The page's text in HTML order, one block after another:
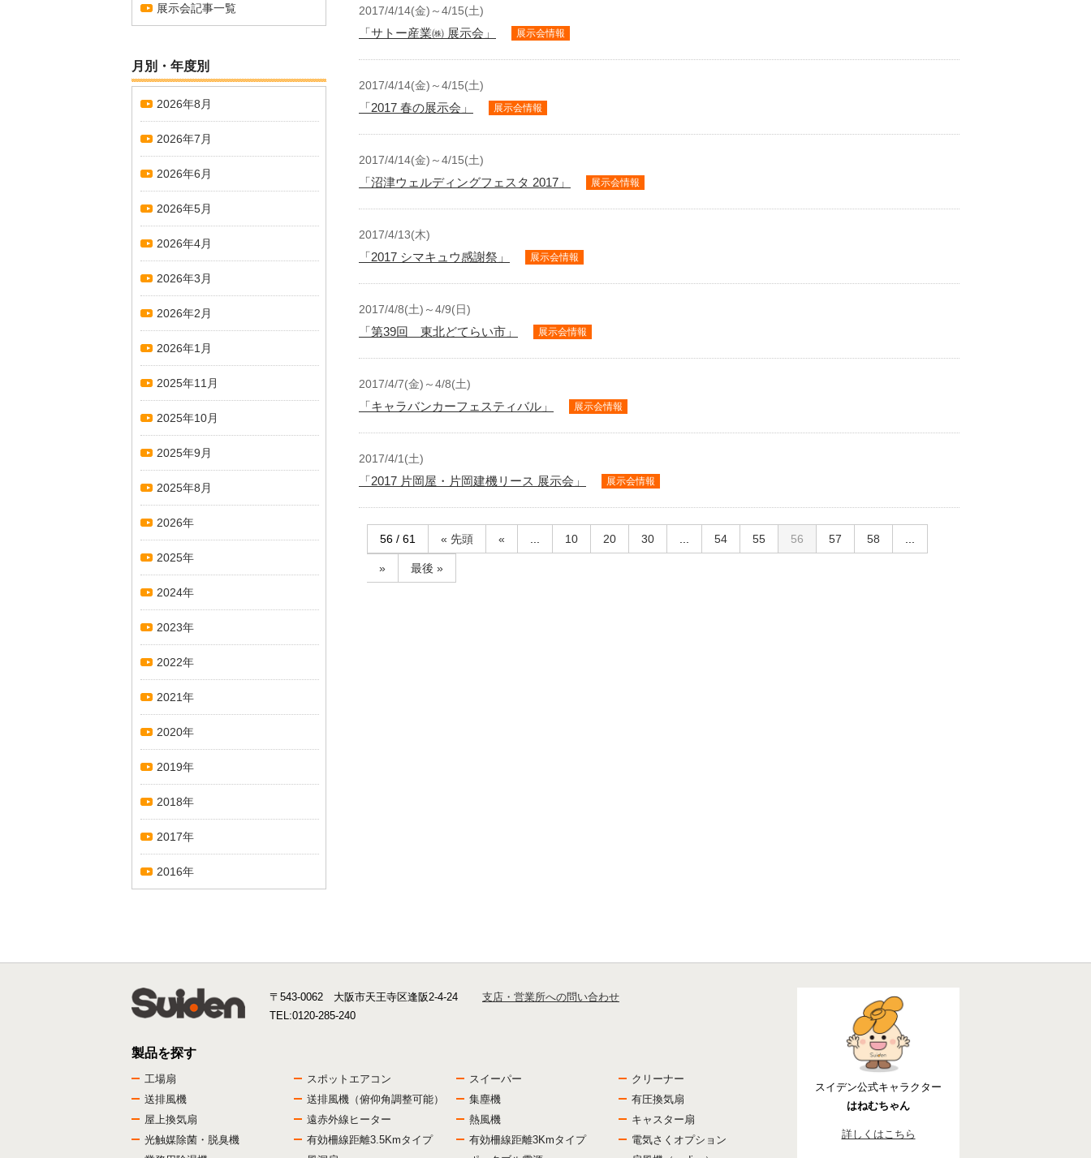
2017/4/14(金)～4/15(土)
「サトー産業㈱ 展示会」 展示会情報
2017/4/14(金)～4/15(土)
「2017 春の展示会」 展示会情報
2017/4/14(金)～4/15(土)
「沼津ウェルディングフェスタ 2017」 展示会情報
2017/4/13(木)
「2017 シマキュウ感謝祭」 展示会情報
2017/4/8(土)～4/9(日)
「第39回 東北どてらい市」 展示会情報
2017/4/7(金)～4/8(土)
「キャラバンカーフェスティバル」 展示会情報
2017/4/1(土)
「2017 片岡屋・片岡建機リース 展示会」 展示会情報
56 / 61 « 先頭 « 10 20 30 54 55 56 57 58
» 最後 »
展示会記事一覧
月別・年度別
2026年8月
2026年7月
2026年6月
2026年5月
2026年4月
2026年3月
2026年2月
2026年1月
2025年11月
2025年10月
2025年9月
2025年8月
2026年
2025年
2024年
2023年
2022年
2021年
2020年
2019年
2018年
2017年
2016年
スイデン公式キャラクター
はねむちゃん
詳しくはこちら
〒543-0062 大阪市天王寺区逢阪2-4-24
TEL:0120-285-240
支店・営業所への問い合わせ
製品を探す
工場扇 スポットエアコン スイーパー
クリーナー
送排風機
送排風機（俯仰角調整可能） 集塵機
有圧換気扇
屋上換気扇
遠赤外線ヒーター 熱風機
キャスター扇
光触媒除菌・脱臭機
有効柵線距離3.5Kmタイプ 有効柵線距離3Kmタイプ
電気さくオプション